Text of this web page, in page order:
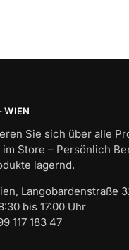
WIEN
Sie sich über alle
im Store – Persönlich
lagernd.
Langobardenstraße
bis 17:00 Uhr
117 183 47